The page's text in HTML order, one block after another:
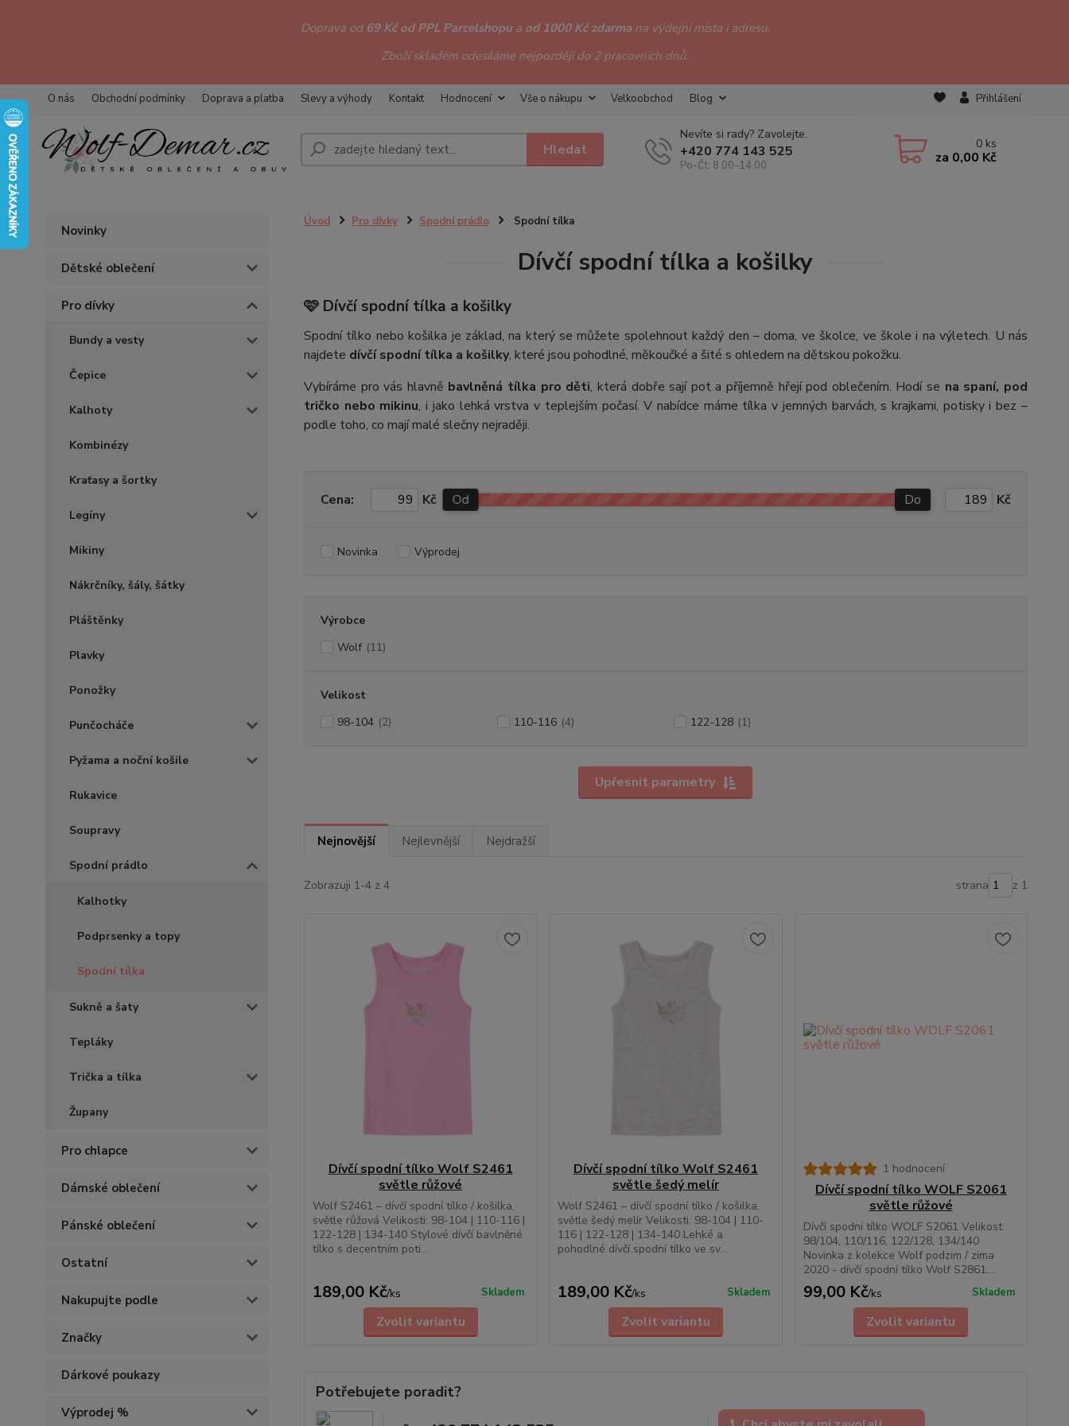
Doprava od 69 Kč od PPL Parcelshopua od 1000 Kč zdarma na výdejní místa i adresu.
Zboží skladem odesíláme nejpozději do 2 pracovních dnů.
O nás Obchodní podmínky Doprava a platba Slevy a výhody Kontakt Hodnocení Vše o nákupu Velkoobchod Blog Přihlášení
Hledat
Nevíte si rady? Zavolejte.
+420 774 143 525
Po-Čt: 8.00-14.00
0 ks
za 0,00 Kč
Novinky
Dětské oblečení
Pro dívky
Bundy a vesty
Čepice
Kalhoty
Kombinézy
Kraťasy a šortky
Legíny
Mikiny
Nákrčníky, šály, šátky
Pláštěnky
Plavky
Ponožky
Punčocháče
Pyžama a noční košile
Rukavice
Soupravy
Spodní prádlo
Kalhotky
Podprsenky a topy
Spodní tílka
Sukně a šaty
Tepláky
Trička a tílka
Župany
Pro chlapce
Dámské oblečení
Pánské oblečení
Ostatní
Nakupujte podle
Značky
Dárkové poukazy
Výprodej %
Úvod Pro dívky Spodní prádlo Spodní tílka
Dívčí spodní tílka a košilky
🩷 Dívčí spodní tílka a košilky
Spodní tílko nebo košilka je základ, na který se můžete spolehnout každý den – doma, ve školce, ve škole i na výletech. U nás
najdete dívčí spodní tílka a košilky, které jsou pohodlné, měkoučké a šité s ohledem na dětskou pokožku.
Vybíráme pro vás hlavně bavlněná tílka pro děti, která dobře sají pot a příjemně hřejí pod oblečením. Hodí se na spaní, pod
tričko nebo mikinu, i jako lehká vrstva v teplejším počasí. V nabídce máme tílka v jemných barvách, s krajkami, potisky i bez –
podle toho, co mají malé slečny nejraději.
Upřesnit parametry
Cena: Kč Od Do Kč
Novinka Výprodej
Výrobce
Wolf (11)
Velikost
98-104 (2) 110-116 (4) 122-128 (1)
Nejnovější Nejlevnější Nejdražší
Zobrazuji 1-4 z 4 strana z 1
Dívčí spodní tílko Wolf S2461
světle růžové
Wolf S2461 – dívčí spodní tílko / košilka,
světle růžová Velikosti: 98-104 | 110-116 |
122-128 | 134-140 Stylové dívčí bavlněné
tílko s decentním poti...
189,00 Kč/ks Skladem
Zvolit variantu
Dívčí spodní tílko Wolf S2461
světle šedý melír
Wolf S2461 – dívčí spodní tílko / košilka,
světle šedý melír Velikosti: 98-104 | 110-
116 | 122-128 | 134-140 Lehké a
pohodlné dívčí spodní tílko ve sv...
189,00 Kč/ks Skladem
Zvolit variantu
1 hodnocení
Dívčí spodní tílko WOLF S2061
světle růžové
Dívčí spodní tílko WOLF S2061 Velikost:
98/104, 110/116, 122/128, 134/140
Novinka z kolekce Wolf podzim / zima
2020 - dívčí spodní tílko Wolf S2861....
99,00 Kč/ks Skladem
Zvolit variantu
Potřebujete poradit?